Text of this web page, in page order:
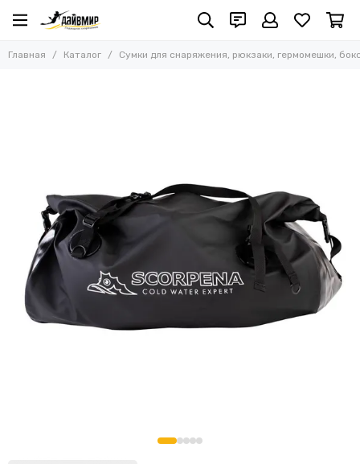
Сумки для снаряжения, рюкзаки, гермомешки,
боксы, питомзы
Боксы водонепроницаемые (аквабоксы)
Чехлы водонепроницаемые для гаджетов
Питомзы и сетчатые мешки
Складные ведра
Сумки - каны
Аптечки
Тубусы
Главная Каталог Сумки для снаряжения, рюкзаки, гермомешки,